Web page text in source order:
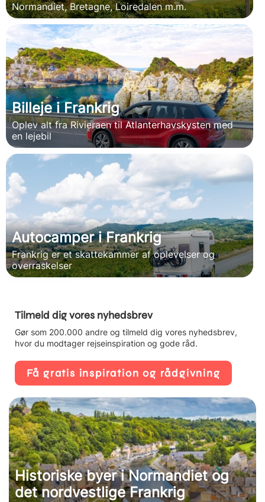
Normandiet, Bretagne, Loiredalen m.m.
Billeje i Frankrig
Oplev alt fra Rivieraen til Atlanterhavskysten med
en lejebil
Autocamper i Frankrig
Frankrig er et skattekammer af oplevelser og
overraskelser
Tilmeld dig vores nyhedsbrev
Gør som 200.000 andre og tilmeld dig vores nyhedsbrev,
hvor du modtager rejseinspiration og gode råd.
Få gratis inspiration og rådgivning
Historiske byer i Normandiet og
det nordvestlige Frankrig